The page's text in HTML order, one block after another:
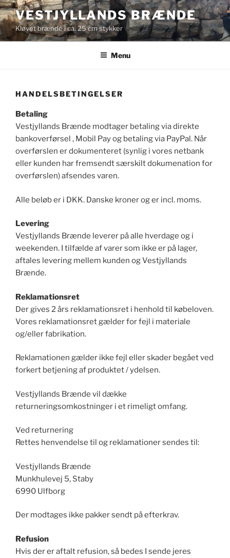
Videre
til
indhold
VESTJYLLANDS BRÆNDE
Kløvet brænde i ca. 25 cm stykker
Menu
HANDELSBETINGELSER
Betaling
Vestjyllands Brænde modtager betaling via direkte
bankoverførsel , Mobil Pay og betaling via PayPal. Når
overførslen er dokumenteret (synlig i vores netbank
eller kunden har fremsendt særskilt dokumenation for
overførslen) afsendes varen.
Alle beløb er i DKK. Danske kroner og er incl. moms.
Levering
Vestjyllands Brænde leverer på alle hverdage og i
weekenden. I tilfælde af varer som ikke er på lager,
aftales levering mellem kunden og Vestjyllands
Brænde.
Reklamationsret
Der gives 2 års reklamationsret i henhold til købeloven.
Vores reklamationsret gælder for fejl i materiale
og/eller fabrikation.
Reklamationen gælder ikke fejl eller skader begået ved
forkert betjening af produktet / ydelsen.
Vestjyllands Brænde vil dække
returneringsomkostninger i et rimeligt omfang.
Ved returnering
Rettes henvendelse til og reklamationer sendes til:
Vestjyllands Brænde
Munkhulevej 5, Staby
6990 Ulfborg
Der modtages ikke pakker sendt på efterkrav.
Refusion
Hvis der er aftalt refusion, så bedes I sende jeres